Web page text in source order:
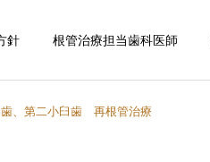
針 根管治療担当歯科医師
、第二小臼歯 再根管治療